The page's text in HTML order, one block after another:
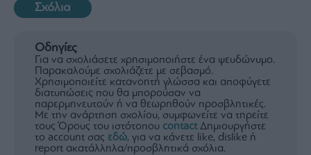
Σχόλια
Οδηγίες
Για να σχολιάσετε χρησιμοποιήστε ένα ψευδώνυμο.
Παρακαλούμε σχολιάζετε με σεβασμό.
Χρησιμοποιείτε κατανοητή γλώσσα και αποφύγετε
διατυπώσεις που θα μπορούσαν να
παρερμηνευτούν ή να θεωρηθούν προσβλητικές.
Με την ανάρτηση σχολίου, συμφωνείτε να τηρείτε
τους Όρους του ιστότοπου contactΔημιουργήστε
το account σας εδώ, για να κάνετε like, dislike ή
report ακατάλληλα/προσβλητικά σχόλια.